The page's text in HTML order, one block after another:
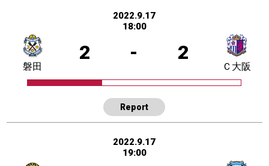
2022.9.17
18:00
2 - 2
磐田 Ｃ大阪
Report
2022.9.17
19:00